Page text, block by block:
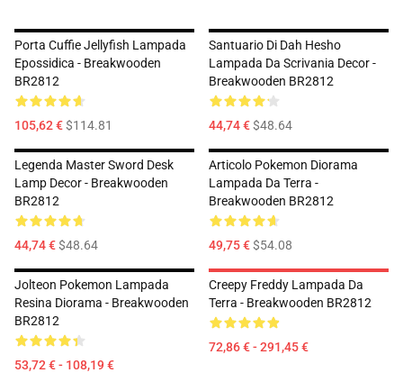
Porta Cuffie Jellyfish Lampada
Epossidica - Breakwooden
BR2812
105,62 €$114.81
Santuario Di Dah Hesho
Lampada Da Scrivania Decor -
Breakwooden BR2812
44,74 €$48.64
Legenda Master Sword Desk
Lamp Decor - Breakwooden
BR2812
44,74 €$48.64
Articolo Pokemon Diorama
Lampada Da Terra -
Breakwooden BR2812
49,75 €$54.08
Jolteon Pokemon Lampada
Resina Diorama - Breakwooden
BR2812
53,72 € - 108,19 €
Creepy Freddy Lampada Da
Terra - Breakwooden BR2812
72,86 € - 291,45 €